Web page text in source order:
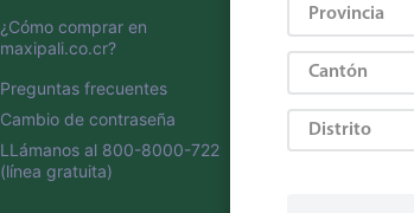
¿Cómo comprar en
maxipali.co.cr?
Preguntas frecuentes
Cambio de contraseña
LLámanos al 800-8000-722
(línea gratuita)
Otros servicios:
· Remesas
· Pagos de servicios
Provincia
Cantón
Distrito